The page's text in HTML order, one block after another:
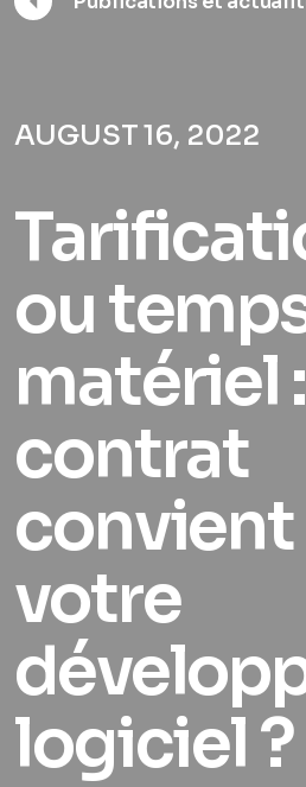
AUGUST 16, 2022
ou
matériel
contrat
convient
votre
logiciel ?